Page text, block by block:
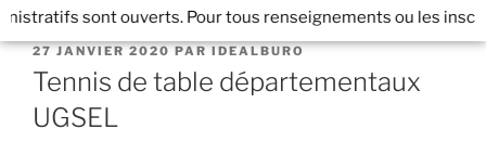
sont ouverts. Pour tous renseignements ou les
27 JANVIER 2020PARIDEALBURO
Tennis de table départementaux
UGSEL